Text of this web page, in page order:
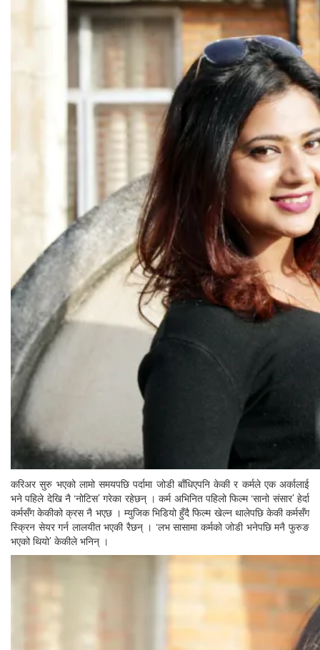
करिअर सुरु भएको लामो समयपछि पर्दामा जोडी बाँधिएपनि केकी र कर्मले एक अर्कालाई
भने पहिले देखि नै ‘नोटिस’ गरेका रहेछन् । कर्म अभिनित पहिलो फिल्म ‘सानो संसार’ हेर्दा
कर्मसँग केकीको क्रस नै भएछ । म्युजिक भिडियो हुँदै फिल्म खेल्न थालेपछि केकी कर्मसँग
स्क्रिन सेयर गर्न लालयीत भएकी रैछन् । ‘लभ सासामा कर्मको जोडी भनेपछि मनै फुरुङ
भएको थियो’ केकीले भनिन् ।